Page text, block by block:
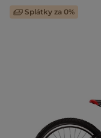
Splátky za 0%